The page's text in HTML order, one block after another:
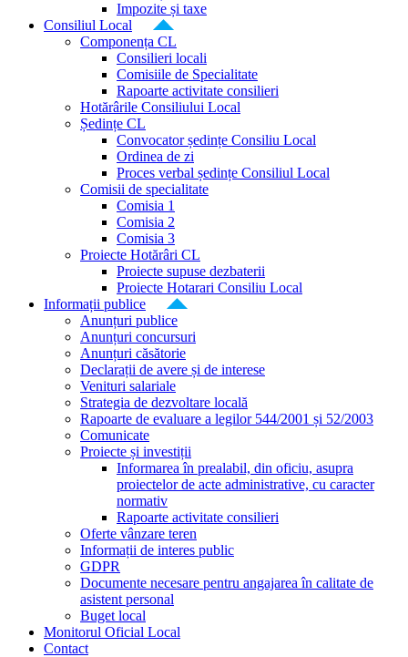
Impozite și taxe
Consiliul Local
Componența CL
Consilieri locali
Comisiile de Specialitate
Rapoarte activitate consilieri
Hotărârile Consiliului Local
Ședințe CL
Convocator ședințe Consiliu Local
Ordinea de zi
Proces verbal ședințe Consiliul Local
Comisii de specialitate
Comisia 1
Comisia 2
Comisia 3
Proiecte Hotărâri CL
Proiecte supuse dezbaterii
Proiecte Hotarari Consiliu Local
Informații publice
Anunțuri publice
Anunțuri concursuri
Anunțuri căsătorie
Declarații de avere și de interese
Venituri salariale
Strategia de dezvoltare locală
Rapoarte de evaluare a legilor 544/2001 și 52/2003
Comunicate
Proiecte și investiții
Informarea în prealabil, din oficiu, asupra
proiectelor de acte administrative, cu caracter
normativ
Rapoarte activitate consilieri
Oferte vânzare teren
Informații de interes public
GDPR
Documente necesare pentru angajarea în calitate de
asistent personal
Buget local
Monitorul Oficial Local
Contact